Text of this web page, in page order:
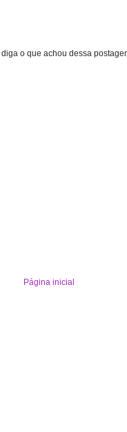
o que achou dessa
Página inicial